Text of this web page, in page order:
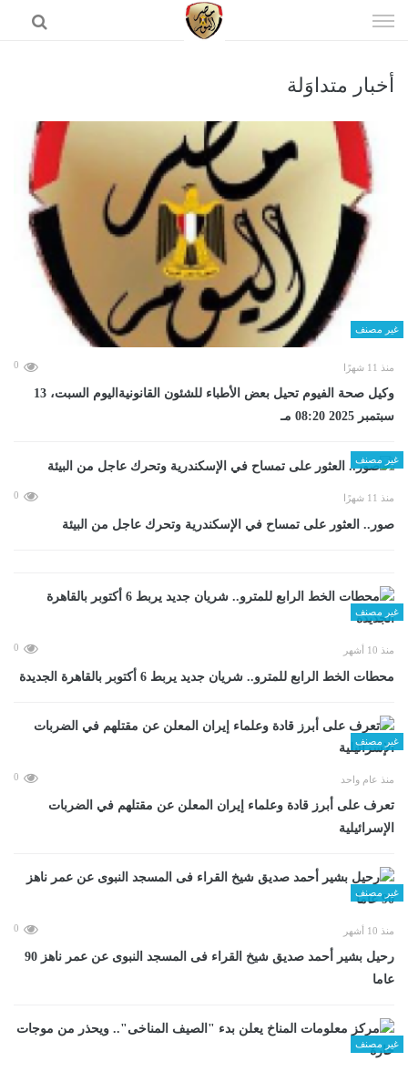
الى
أخبار متداوَلة
غير مصنف
منذ 11 شهرًا 0
وكيل صحة الفيوم تحيل بعض الأطباء للشئون القانونيةاليوم السبت، 13
سبتمبر 2025 08:20 مـ
غير مصنف
منذ 11 شهرًا 0
صور.. العثور على تمساح في الإسكندرية وتحرك عاجل من البيئة
غير مصنف
منذ 10 أشهر 0
محطات الخط الرابع للمترو.. شريان جديد يربط 6 أكتوبر بالقاهرة الجديدة
غير مصنف
منذ عام واحد 0
تعرف على أبرز قادة وعلماء إيران المعلن عن مقتلهم في الضربات
الإسرائيلية
غير مصنف
منذ 10 أشهر 0
رحيل بشير أحمد صديق شيخ القراء فى المسجد النبوى عن عمر ناهز 90
عاما
غير مصنف